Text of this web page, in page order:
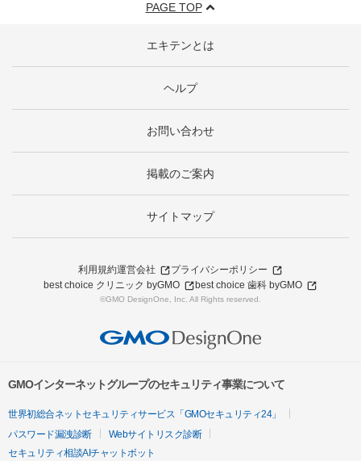
PAGE TOP
エキテンとは
ヘルプ
お問い合わせ
掲載のご案内
サイトマップ
利用規約運営会社
プライバシーポリシー
best choice クリニック byGMO
best choice 歯科 byGMO
©GMO DesignOne, Inc. All Rights reserved.
GMOインターネットグループのセキュリティ事業について
世界初総合ネットセキュリティサービス「GMOセキュリティ24」
パスワード漏洩診断
Webサイトリスク診断
セキュリティ相談AIチャットボット